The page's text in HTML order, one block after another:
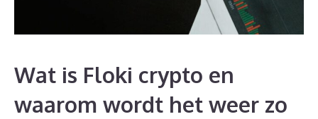
Wat is Floki crypto en
waarom wordt het weer zo